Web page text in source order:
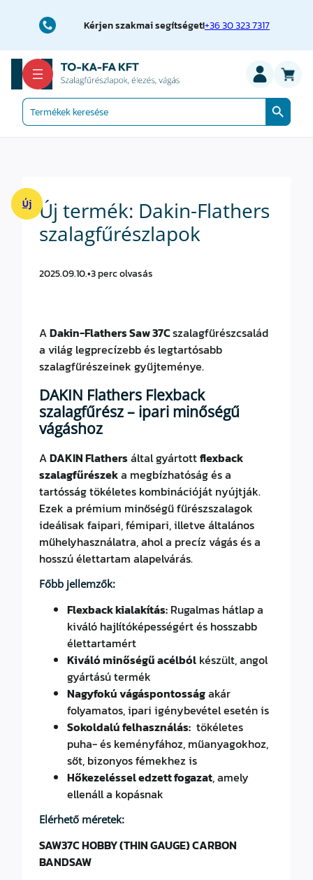
Kérjen szakmai segítséget!+36 30 323 7317
Search
for:
Search Button
Új termék: Dakin-Flathers
szalagfűrészlapok
2025.09.10.•3 perc olvasás
ADakin-Flathers Saw37Cszalagfűrészcsalád
a világ legprecízebb és legtartósabb
szalagfűrészeinek gyűjteménye.
DAKIN Flathers Flexback
szalagfűrész – ipari minőségű
vágáshoz
ADAKIN Flathersáltal gyártottflexback
szalagfűrészeka megbízhatóság és a
tartósság tökéletes kombinációját nyújtják.
Ezek a prémium minőségű fűrészszalagok
ideálisak faipari, fémipari, illetve általános
műhelyhasználatra, ahol a precíz vágás és a
hosszú élettartam alapelvárás.
Főbb jellemzők:
Flexback kialakítás: Rugalmas hátlap a
kiváló hajlítóképességért és hosszabb
élettartamért
Kiváló minőségű acélból készült, angol
gyártású termék
Nagyfokú vágáspontosságakár
folyamatos, ipari igénybevétel esetén is
Sokoldalú felhasználás: tökéletes
puha- és keményfához, műanyagokhoz,
sőt, bizonyos fémekhez is
Hőkezeléssel edzett fogazat, amely
ellenáll a kopásnak
Elérhető méretek:
SAW37C HOBBY (THIN GAUGE) CARBON
BANDSAW
Új
Új